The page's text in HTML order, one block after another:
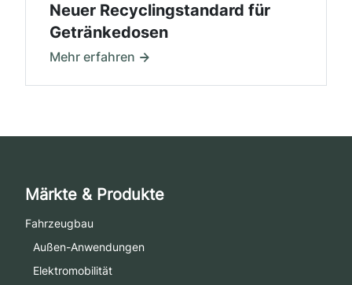
Neuer Recyclingstandard für
Getränkedosen
Mehr erfahren
Märkte & Produkte
Fahrzeugbau
Außen-Anwendungen
Elektromobilität